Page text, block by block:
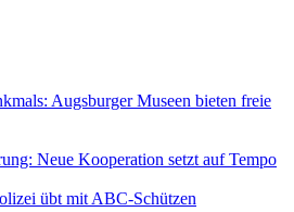
Augsburger Museen bieten freie
Neue Kooperation setzt auf Tempo
übt mit ABC-Schüt­zen